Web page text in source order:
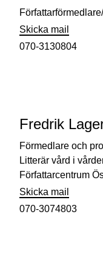
Skicka mail
070-3130804
Fredrik
Förmedlare och
Litterär vård i
Författarcentrum
Skicka mail
070-3074803